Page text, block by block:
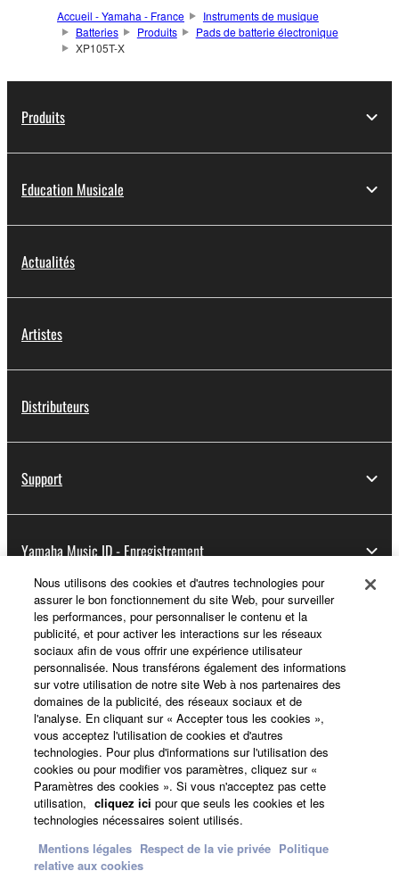
Accueil - Yamaha - France
Instruments de musique
Batteries
Produits
Pads de batterie électronique
XP105T-X
Produits
Education Musicale
Actualités
Artistes
Distributeurs
Support
Yamaha Music ID - Enregistrement
A propos de Yamaha
France - French
Professionnel
Nous utilisons des cookies et d'autres technologies pour
assurer le bon fonctionnement du site Web, pour surveiller
les performances, pour personnaliser le contenu et la
publicité, et pour activer les interactions sur les réseaux
sociaux afin de vous offrir une expérience utilisateur
personnalisée. Nous transférons également des informations
sur votre utilisation de notre site Web à nos partenaires des
domaines de la publicité, des réseaux sociaux et de
l'analyse. En cliquant sur « Accepter tous les cookies »,
vous acceptez l'utilisation de cookies et d'autres
technologies. Pour plus d'informations sur l'utilisation des
cookies ou pour modifier vos paramètres, cliquez sur «
Paramètres des cookies ». Si vous n'acceptez pas cette
utilisation, cliquez ici pour que seuls les cookies et les
technologies nécessaires soient utilisés.
Mentions légales Respect de la vie privée Politique
relative aux cookies